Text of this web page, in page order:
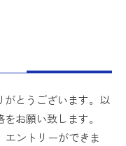
がとうございます。以
お願い致します。
エントリーができま